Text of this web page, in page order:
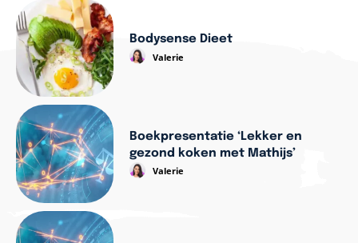
Bodysense Dieet
Valerie
Boekpresentatie ‘Lekker en
gezond koken met Mathijs’
Valerie